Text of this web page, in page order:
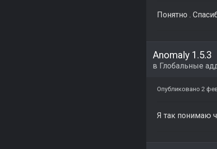
Понятно .
Anomaly 1.5.3
в Глобальные
Опубликовано 2
Я так понимаю